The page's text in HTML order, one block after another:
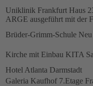
Uniklinik Frankfurt Haus
ARGE ausgeführt mit der
Brüder-Grimm-Schule Neu
Kirche mit Einbau KITA
Hotel Atlanta Darmstadt
Galeria Kaufhof 7.Etage